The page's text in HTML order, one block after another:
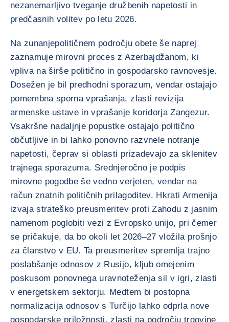
nezanemarljivo tveganje družbenih napetosti in
predčasnih volitev po letu 2026.
Na zunanjepolitičnem področju obete še naprej
zaznamuje mirovni proces z Azerbajdžanom, ki
vpliva na širše politično in gospodarsko ravnovesje.
Dosežen je bil predhodni sporazum, vendar ostajajo
pomembna sporna vprašanja, zlasti revizija
armenske ustave in vprašanje koridorja Zangezur.
Vsakršne nadaljnje popustke ostajajo politično
občutljive in bi lahko ponovno razvnele notranje
napetosti, čeprav si oblasti prizadevajo za sklenitev
trajnega sporazuma. Srednjeročno je podpis
mirovne pogodbe še vedno verjeten, vendar na
račun znatnih političnih prilagoditev. Hkrati Armenija
izvaja strateško preusmeritev proti Zahodu z jasnim
namenom poglobiti vezi z Evropsko unijo, pri čemer
se pričakuje, da bo okoli let 2026–27 vložila prošnjo
za članstvo v EU. Ta preusmeritev spremlja trajno
poslabšanje odnosov z Rusijo, kljub omejenim
poskusom ponovnega uravnoteženja sil v igri, zlasti
v energetskem sektorju. Medtem bi postopna
normalizacija odnosov s Turčijo lahko odprla nove
gospodarske priložnosti, zlasti na področju trgovine